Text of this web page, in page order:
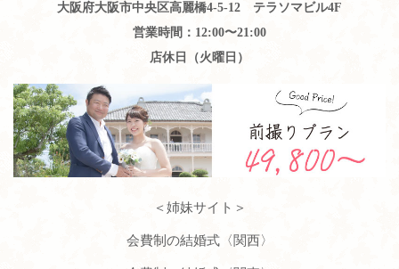
大阪府大阪市中央区高麗橋4-5-12 テラソマビル4F
営業時間：12:00〜21:00
店休日（火曜日）
＜姉妹サイト＞
会費制の結婚式〈関西〉